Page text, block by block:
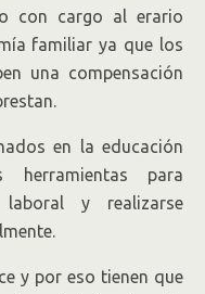
con cargo al erario
familiar ya que los
una compensación
en la educación
para
y realizarse
y por eso tienen que